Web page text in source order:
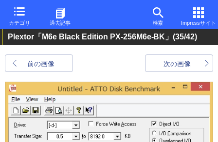
カテゴリ 過去記事 検索 Impressサイト
Plextor「M6e Black Edition PX-256M6e-BK」(35/42)
前の画像 次の画像